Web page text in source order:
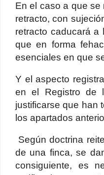
En el caso a que se
retracto, con
retracto caducará a
que en forma
esenciales en que
Y el aspecto
en el Registro de
justificarse que han
los apartados
Según doctrina
de una finca, se
consiguiente, es